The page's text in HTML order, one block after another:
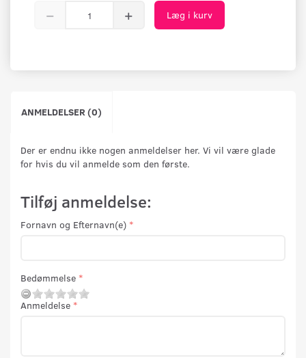
Læg i kurv
ANMELDELSER (0)
Der er endnu ikke nogen anmeldelser her. Vi vil være glade
for hvis du vil anmelde som den første.
Tilføj anmeldelse:
Fornavn og Efternavn(e)
Bedømmelse
Anmeldelse